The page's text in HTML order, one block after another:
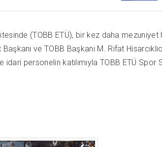
(TOBB ETÜ), bir kez daha mezuniyet
ve TOBB Başkanı M. Rifat
personelin katılımıyla TOBB ETÜ Spor